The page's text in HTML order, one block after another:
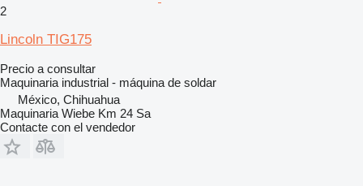
2
Lincoln TIG175
Precio a consultar
Maquinaria industrial - máquina de soldar
México, Chihuahua
Maquinaria Wiebe Km 24 Sa
Contacte con el vendedor